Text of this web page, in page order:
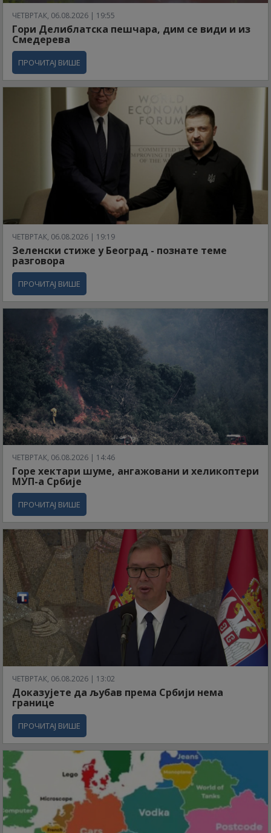
ЧЕТВРТАК, 06.08.2026 | 19:55
Гори Делиблатска пешчара, дим се види и из
Смедерева
ПРОЧИТАЈ ВИШЕ
ЧЕТВРТАК, 06.08.2026 | 19:19
Зеленски стиже у Београд - познате теме
разговора
ПРОЧИТАЈ ВИШЕ
ЧЕТВРТАК, 06.08.2026 | 14:46
Горе хектари шуме, ангажовани и хеликоптери
МУП-а Србије
ПРОЧИТАЈ ВИШЕ
ЧЕТВРТАК, 06.08.2026 | 13:02
Доказујете да љубав према Србији нема
границе
ПРОЧИТАЈ ВИШЕ